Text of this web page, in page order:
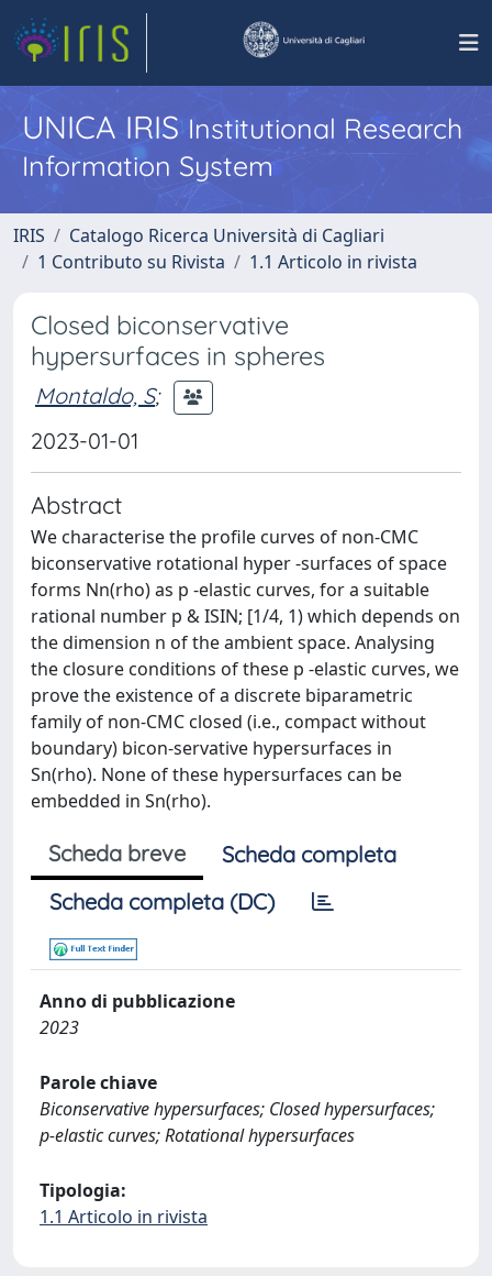
UNICA IRISInstitutional Research
Information System
IRIS
Catalogo Ricerca Università di Cagliari
1 Contributo su Rivista
1.1 Articolo in rivista
Closed biconservative
hypersurfaces in spheres
Montaldo, S;
2023-01-01
Abstract
We characterise the profile curves of non-CMC
biconservative rotational hyper -surfaces of space
forms Nn(rho) as p -elastic curves, for a suitable
rational number p & ISIN; [1/4, 1) which depends on
the dimension n of the ambient space. Analysing
the closure conditions of these p -elastic curves, we
prove the existence of a discrete biparametric
family of non-CMC closed (i.e., compact without
boundary) bicon-servative hypersurfaces in
Sn(rho). None of these hypersurfaces can be
embedded in Sn(rho).
Scheda breve
Scheda completa
Scheda completa (DC)
Anno di pubblicazione
2023
Parole chiave
Biconservative hypersurfaces; Closed hypersurfaces;
p-elastic curves; Rotational hypersurfaces
Tipologia:
1.1 Articolo in rivista